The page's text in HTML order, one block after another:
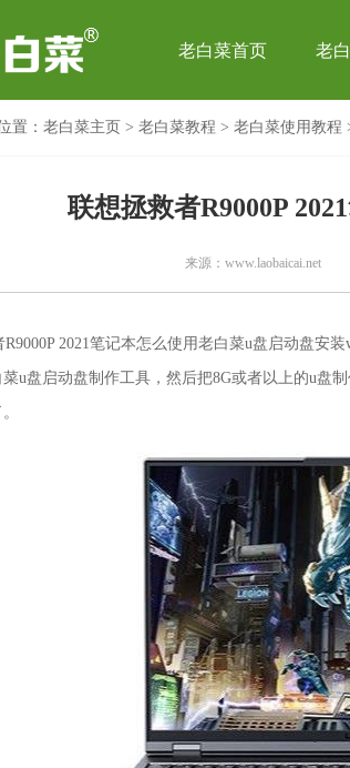
老白菜首页 老
置： 老白菜主页 > 老白菜教程 > 老白菜使用教程
联想拯救者R9000P
来源： www.laobaicai.net
R9000P 2021笔记本怎么使用老白菜u盘启动盘安
u盘启动盘制作工具，然后把8G或者以上的u盘